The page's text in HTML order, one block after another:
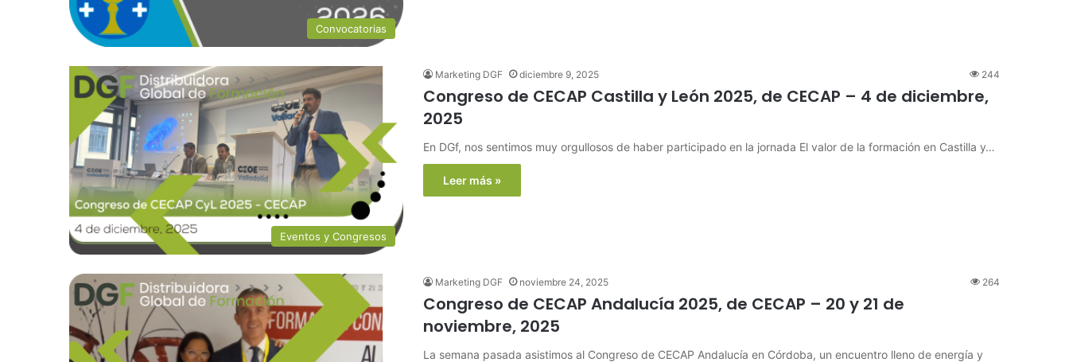
Convocatorias
Eventos y Congresos
Marketing DGF diciembre 9, 2025 244
Congreso de CECAP Castilla y León 2025, de CECAP – 4 de diciembre,
2025
En DGf, nos sentimos muy orgullosos de haber participado en la jornada El valor de la formación en Castilla y…
Leer más »
Marketing DGF noviembre 24, 2025 264
Congreso de CECAP Andalucía 2025, de CECAP – 20 y 21 de
noviembre, 2025
La semana pasada asistimos al Congreso de CECAP Andalucía en Córdoba, un encuentro lleno de energía y